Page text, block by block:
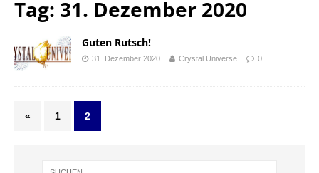
Tag: 31. Dezember 2020
Guten Rutsch!
31. Dezember 2020 Crystal Universe 0
« 1 2